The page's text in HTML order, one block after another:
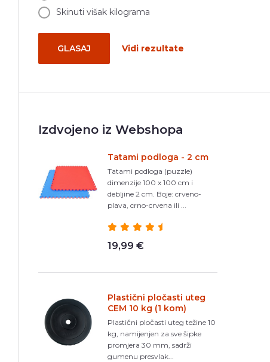
Skinuti višak kilograma
GLASAJ Vidi rezultate
Izdvojeno iz Webshopa
Tatami podloga - 2 cm
Tatami podloga (puzzle)
dimenzije 100 x 100 cm i
debljine 2 cm. Boje: crveno-
plava, crno-crvena ili ...
19,99 €
Plastični pločasti uteg
CEM 10 kg (1 kom)
Plastični pločasti uteg težine 10
kg, namijenjen za sve šipke
promjera 30 mm, sadrži
gumenu presvlak...